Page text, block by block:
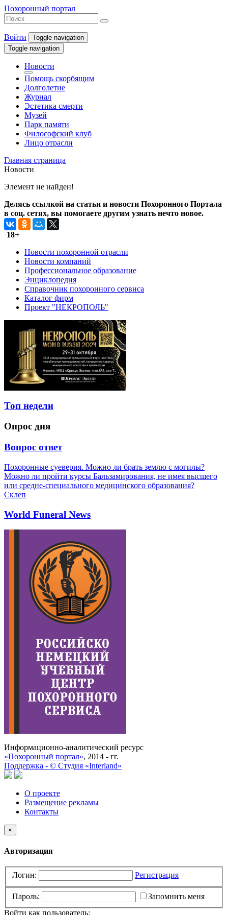
Похоронный портал
Войти
Toggle navigation
Toggle navigation
Новости
Помощь скорбящим
Долголетие
Журнал
Эстетика смерти
Музей
Парк памяти
Философский клуб
Лицо отрасли
Главная страница
Новости
Элемент не найден!
Делясь ссылкой на статьи и новости Похоронного Портала
в соц. сетях, вы помогаете другим узнать нечто новое.
18+
Новости похоронной отрасли
Новости компаний
Профессиональное образование
Энциклопедия
Справочник похоронного сервиса
Каталог фирм
Проект "НЕКРОПОЛЬ"
Топ недели
Опрос дня
Вопрос ответ
Похоронные суеверия. Можно ли брать землю с могилы?
Можно ли пройти курсы Бальзамирования, не имея высшего
или средне-специального медицинского образования?
Склеп
World Funeral News
Информационно-аналитический ресурс
«Похоронный портал», 2014 - гг.
Поддержка - © Cтудия «Interland»
О проекте
Размещение рекламы
Контакты
×
Авторизация
Логин: Регистрация
Пароль:
Запомнить меня
Войти как пользователь: